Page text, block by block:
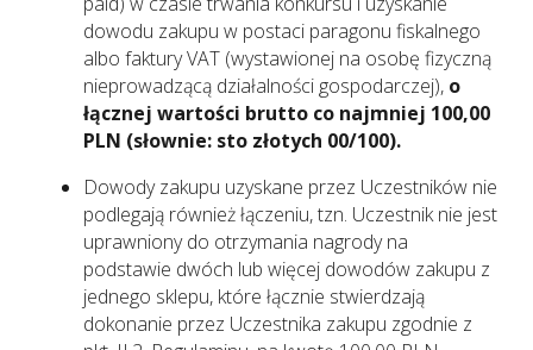
dowodu zakupu w postaci paragonu fiskalnego
albo faktury VAT (wystawionej na osobę fizyczną
nieprowadzącą działalności gospodarczej), o
łącznej wartości brutto co najmniej 100,00
PLN (słownie: sto złotych 00/100).
Dowody zakupu uzyskane przez Uczestników nie
podlegają również łączeniu, tzn. Uczestnik nie jest
uprawniony do otrzymania nagrody na
podstawie dwóch lub więcej dowodów zakupu z
jednego sklepu, które łącznie stwierdzają
dokonanie przez Uczestnika zakupu zgodnie z